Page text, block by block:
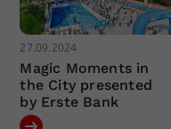
27.09.2024
Magic Moments in
the City presented
by Erste Bank